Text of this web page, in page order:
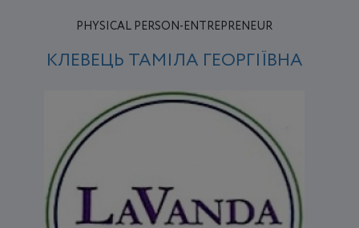
PHYSICAL PERSON-ENTREPRENEUR
КЛЕВЕЦЬ ТАМІЛА ГЕОРГІЇВНА